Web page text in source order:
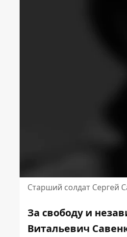
Старший солдат Сергей
За свободу и
Витальевич